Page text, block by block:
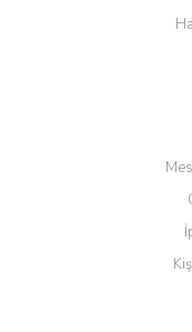
Ürün
Ürün bilgilerinde
Ürün fiyatı diğer
Bu ürüne benzer